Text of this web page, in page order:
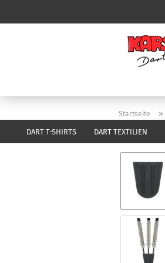
DART T-SHIRTS DART TEXTILIEN
Startseite »